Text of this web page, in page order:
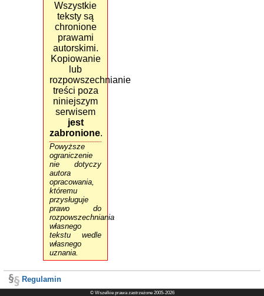
// koniec definicji pry
() ;
// skierowanie poleceń
do wykonania
();
// zamiana buforów kolo
glutSwapBuffers
// zmiana wielkości okna
Reshape( int
height)
// generowanie sceny 3D
Display();
// stałe do obsługi menu po
dręcznego
EXIT// wyjście
// obsługa menu podręcznego
Wszystkie
teksty są
chronione
prawami
autorskimi.
Kopiowanie
lub
rozpowszechnianie
treści poza
niniejszym
serwisem
jest
zabronione.
Powyższe
ograniczenie
nie dotyczy
autora
opracowania,
któremu
przysługuje
prawo do
rozpowszechniania
własnego
tekstu wedle
własnego
uznania.
Regulamin
© Wszelkie prawa zastrzeżone 2005-2026